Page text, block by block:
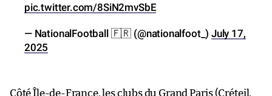
pic.twitter.com/8SiN2mvSbE
— NationalFootball 🇫🇷 (@nationalfoot_) July 17,
2025
Côté Île-de-France, les clubs du Grand Paris (Créteil,